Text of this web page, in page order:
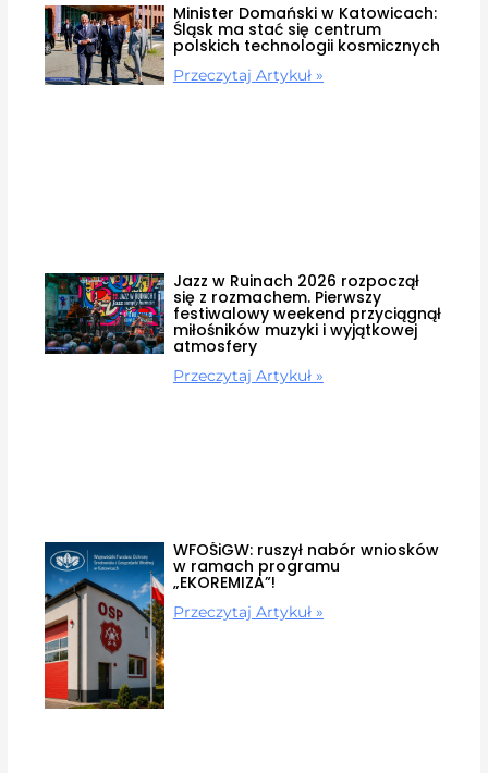
Minister Domański w Katowicach:
Śląsk ma stać się centrum
polskich technologii kosmicznych
Przeczytaj Artykuł »
Jazz w Ruinach 2026 rozpoczął
się z rozmachem. Pierwszy
festiwalowy weekend przyciągnął
miłośników muzyki i wyjątkowej
atmosfery
Przeczytaj Artykuł »
WFOŚiGW: ruszył nabór wniosków
w ramach programu
„EKOREMIZA”!
Przeczytaj Artykuł »